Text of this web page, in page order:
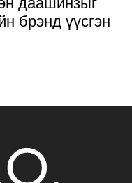
брэнд үүсгэн